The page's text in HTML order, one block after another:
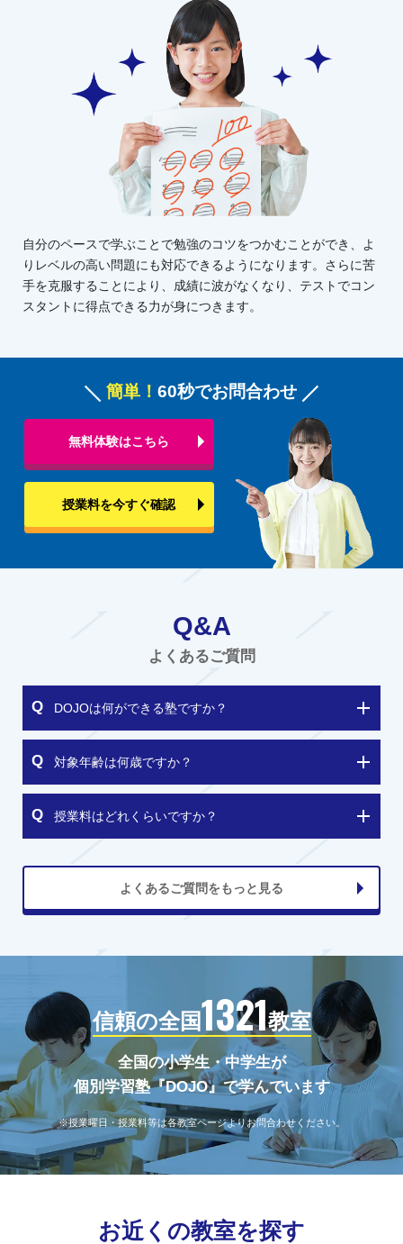
自分のペースで学ぶことで勉強のコツをつかむことができ、よ
りレベルの高い問題にも対応できるようになります。さらに苦
手を克服することにより、成績に波がなくなり、テストでコン
スタントに得点できる力が身につきます。
簡単！ 60秒でお問合わせ
無料体験はこちら
授業料を今すぐ確認
Q&A
よくあるご質問
DOJOは何ができる塾ですか？
対象年齢は何歳ですか？
授業料はどれくらいですか？
よくあるご質問をもっと見る
信頼の全国1321教室
全国の小学生・中学生が
個別学習塾『DOJO』で学んでいます
※授業曜日・授業料等は各教室ページよりお問合わせください。
お近くの教室を探す